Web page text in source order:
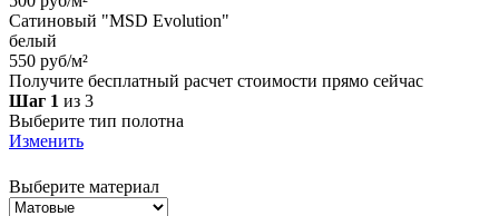
Сатиновый "MSD Evolution"
белый
550 руб/м²
Получите бесплатный расчет стоимости прямо сейчас
Шаг 1 из 3
Выберите тип полотна
Изменить
Выберите материал